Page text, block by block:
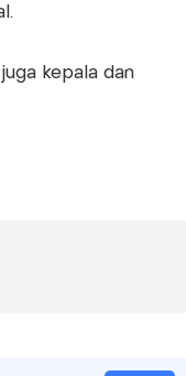
kepala dan